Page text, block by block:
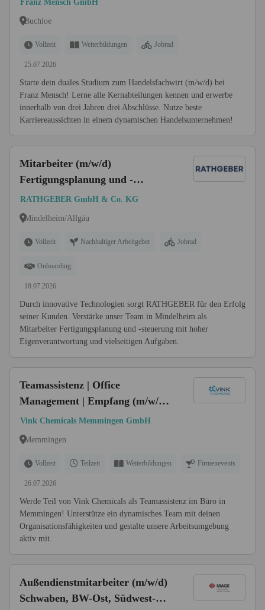
Franz Mensch GmbH
Buchloe
Vollzeit Weiterbildungen Jobrad
25.07.2026
Starte dein duales Studium zum Handelsfachwirt (m/w/d) bei
Franz Mensch! Lerne alle Kernabteilungen kennen und erwerbe
innerhalb von drei Jahren drei Abschlüsse. Nutze beste
Karriereaussichten in einem dynamischen Handelsunternehmen!
Mitarbeiter (m/w/d)
Fertigungsplanung und -
steuerung
RATHGEBER GmbH & Co. KG
Mindelheim/Allgäu
Vollzeit Nachhaltiger Arbeitgeber Jobrad
Onboarding
18.07.2026
Durch innovative Technologien sorgt RATHGEBER für den Erfolg
seiner Kunden. Verstärke unser Team in Mindelheim als
Mitarbeiter Fertigungsplanung und -steuerung mit hoher
Eigenverantwortung und vielseitigen Aufgaben.
Teamassistenz | Office
Management | Empfang (m/w/d) -
ab 30 Std. pro Woche
Vink Chemicals Memmingen GmbH
Memmingen
Vollzeit Teilzeit Weiterbildungen Firmenevents
26.07.2026
Werde Teil von Vink Chemicals als Teamassistenz im Büro in
Memmingen! Unterstütze ein dynamisches Team mit deinen
Organisationsfähigkeiten und gestalte unsere Arbeitsumgebung
aktiv mit.
Außendienstmitarbeiter (m/w/d)
Schwaben, BW-Ost, Südwest-